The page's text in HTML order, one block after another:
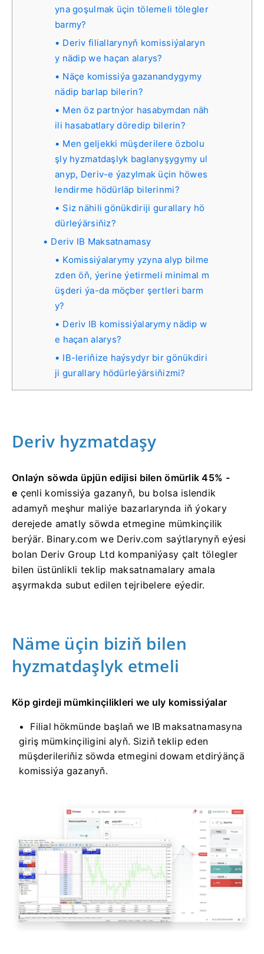
yna goşulmak üçin tölemeli tölegler
barmy?
Deriv filiallarynyň komissiýalaryn
y nädip we haçan alarys?
Näçe komissiýa gazanandygymy
nädip barlap bilerin?
Men öz partnýor hasabymdan näh
ili hasabatlary döredip bilerin?
Men geljekki müşderilere özbolu
şly hyzmatdaşlyk baglanyşygymy ul
anyp, Deriv-e ýazylmak üçin höwes
lendirme hödürläp bilerinmi?
Siz nähili gönükdiriji gurallary hö
dürleýärsiňiz?
Deriv IB Maksatnamasy
Komissiýalarymy yzyna alyp bilme
zden öň, ýerine ýetirmeli minimal m
üşderi ýa-da möçber şertleri barm
y?
Deriv IB komissiýalarymy nädip w
e haçan alarys?
IB-leriňize haýsydyr bir gönükdiri
ji gurallary hödürleýärsiňizmi?
Deriv hyzmatdaşy
Onlaýn söwda üpjün edijisi bilen ömürlik 45% -
e çenli komissiýa gazanyň, bu bolsa islendik
adamyň meşhur maliýe bazarlarynda iň ýokary
derejede amatly söwda etmegine mümkinçilik
berýär. Binary.com we Deriv.com saýtlarynyň eýesi
bolan Deriv Group Ltd kompaniýasy çalt tölegler
bilen üstünlikli teklip maksatnamalary amala
aşyrmakda subut edilen tejribelere eýedir.
Näme üçin biziň bilen
hyzmatdaşlyk etmeli
Köp girdeji mümkinçilikleri we uly komissiýalar
Filial hökmünde başlaň we IB maksatnamasyna
giriş mümkinçiligini alyň. Siziň teklip eden
müşderileriňiz söwda etmegini dowam etdirýänçä
komissiýa gazanyň.